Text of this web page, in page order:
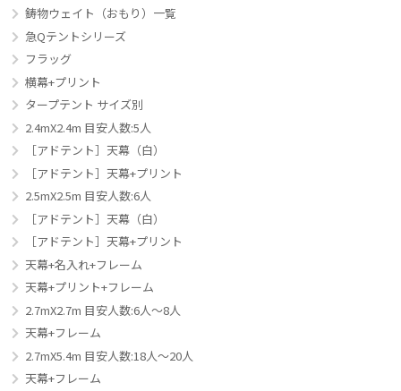
鋳物ウェイト（おもり）一覧
急Qテントシリーズ
フラッグ
横幕+プリント
タープテント サイズ別
2.4mX2.4m 目安人数:5人
［アドテント］天幕（白）
［アドテント］天幕+プリント
2.5mX2.5m 目安人数:6人
［アドテント］天幕（白）
［アドテント］天幕+プリント
天幕+名入れ+フレーム
天幕+プリント+フレーム
2.7mX2.7m 目安人数:6人～8人
天幕+フレーム
2.7mX5.4m 目安人数:18人～20人
天幕+フレーム